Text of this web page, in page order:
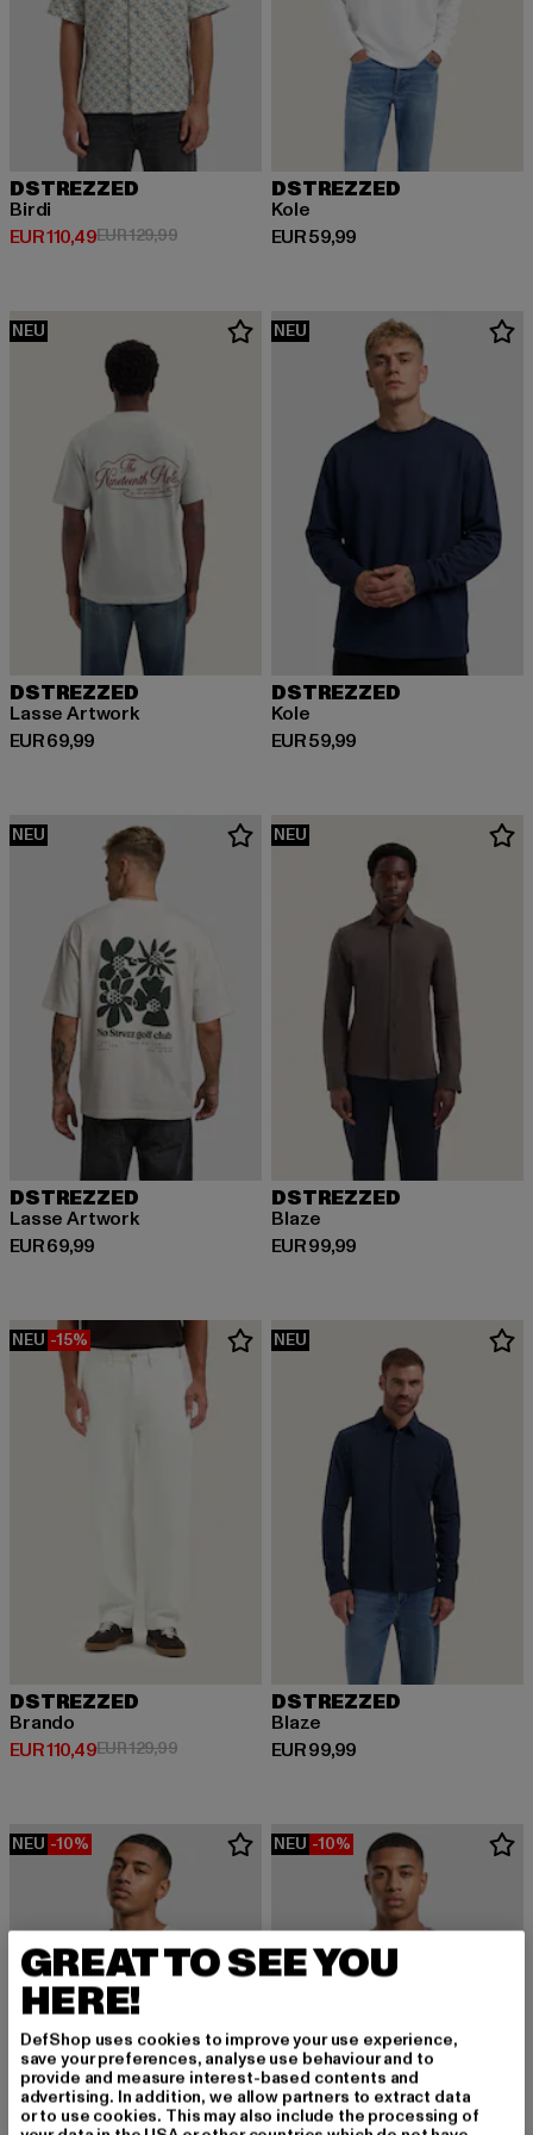
DSTREZZED
Birdi
EUR 110,49
Derzeitiger Preis: EUR 110,49
EUR 129,99Aktionspreis: EUR 129,99
DSTREZZED
Kole
EUR 59,99
Derzeitiger Preis: EUR 59,99
NEU
DSTREZZED
Lasse Artwork
EUR 69,99
Derzeitiger Preis: EUR 69,99
NEU
DSTREZZED
Kole
EUR 59,99
Derzeitiger Preis: EUR 59,99
NEU
DSTREZZED
Lasse Artwork
EUR 69,99
Derzeitiger Preis: EUR 69,99
NEU
DSTREZZED
Blaze
EUR 99,99
Derzeitiger Preis: EUR 99,99
NEU -15%
DSTREZZED
Brando
EUR 110,49
Derzeitiger Preis: EUR 110,49
EUR 129,99Aktionspreis: EUR 129,99
NEU
DSTREZZED
Blaze
EUR 99,99
Derzeitiger Preis: EUR 99,99
NEU -10% NEU -10%
GREAT TO SEE YOU
HERE!
DefShop uses cookies to improve your use experience,
save your preferences, analyse use behaviour and to
provide and measure interest-based contents and
advertising. In addition, we allow partners to extract data
or to use cookies. This may also include the processing of